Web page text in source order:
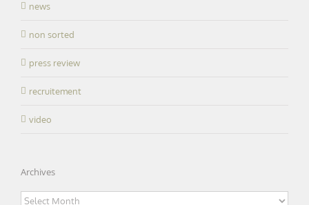
news
non sorted
press review
recruitement
video
Archives
Archives